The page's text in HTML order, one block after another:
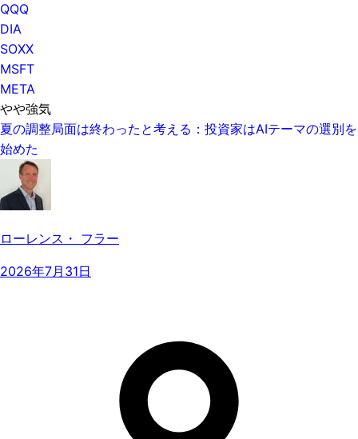
QQQ
DIA
SOXX
MSFT
META
やや強気
夏の調整局面は終わったと考える：投資家はAIテーマの選別を
始めた
ローレンス・ フラー
2026年7月31日